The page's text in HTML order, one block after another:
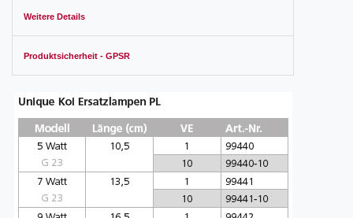
Weitere Details
Produktsicherheit - GPSR